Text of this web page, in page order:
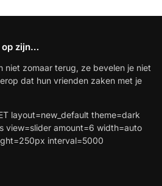
op zijn…
niet zomaar terug, ze bevelen je niet
dat hun vrienden zaken met je
layout=new_default theme=dark
view=slider amount=6 width=auto
interval=5000